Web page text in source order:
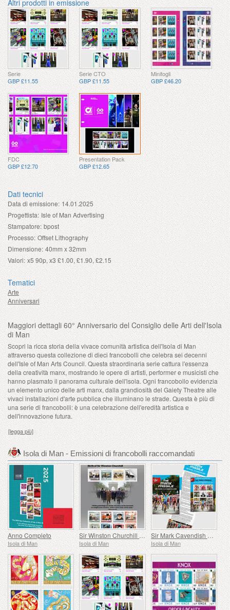
Altri prodotti in emissione
Serie
GBP £11.55
Serie CTO
GBP £11.55
Minifogli
GBP £46.20
FDC
GBP £12.70
Presentation Pack
GBP £12.65
Dati tecnici
Data di emissione: 14.01.2025
Progettista: Isle of Man Advertising
Stampatore: bpost
Processo: Offset Lithography
Dimensione: 40mm x 32mm
Valori: x5 90p, x3 £1.00, £1.90, £2.15
Tematici
Arte
Anniversari
Maggiori dettagli 60° Anniversario del Consiglio delle Arti dell'Isola
di Man
Scopri la ricca storia della vivace comunità artistica dell'Isola di Man
attraverso questa collezione di dieci francobolli che celebra sei decenni
dell'Isle of Man Arts Council. Questa straordinaria serie cattura l'essenza
della creatività manx, mostrando le opere di artisti, performer e musicisti che
hanno plasmato il panorama culturale dell'isola. Ogni francobollo evidenzia
un elemento unico delle arti manx, dalla grandiosità del Gaiety Theatre alle
vivaci installazioni d'arte pubblica che illuminano le strade. Questa è più di
una serie di francobolli: è una celebrazione dell'eredità artistica e
dell'innovazione futura.
[legga più]
Isola di Man - Emissioni di francobolli raccomandati
Anno Completo
Isola di Man
Sir Winston Churchill 1874 - 1965
Isola di Man
Sir Mark Cavendish KBE
Isola di Man